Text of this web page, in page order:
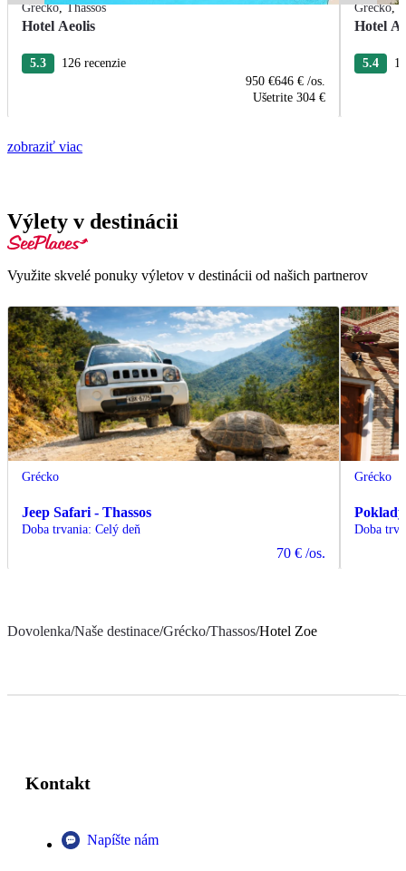
Grécko,Thassos
Hotel Aeolis
5.3
126 recenzie
950 €646 € /os.
Ušetrite 304 €
Grécko,
Hotel
5.4
zobraziť viac
Výlety v destinácii
Využite skvelé ponuky výletov v destinácii od našich partnerov
Grécko
Jeep Safari - Thassos
Doba trvania: Celý deň
70 € /os.
Grécko
Doba
Dovolenka/Naše destinace/Grécko/Thassos/Hotel Zoe
Kontakt
Napíšte nám